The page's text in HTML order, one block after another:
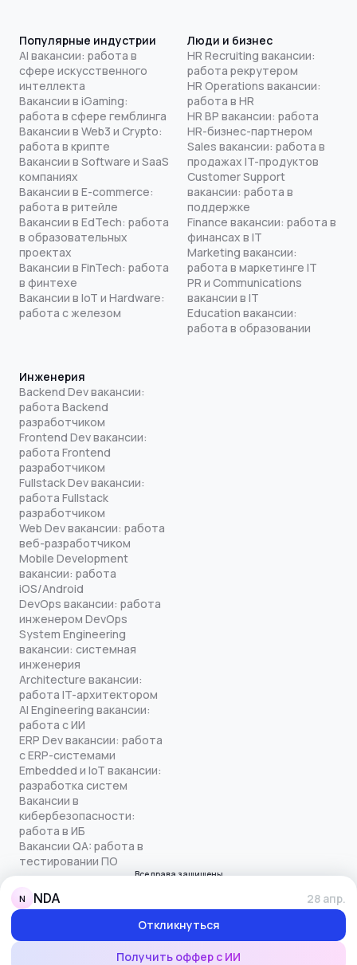
N NDA
28 апр.
Откликнуться
Получить оффер с ИИ
Популярные индустрии
AI вакансии: работа в
сфере искусственного
интеллекта
Вакансии в iGaming:
работа в сфере гемблинга
Вакансии в Web3 и Crypto:
работа в крипте
Вакансии в Software и SaaS
компаниях
Вакансии в E-commerce:
работа в ритейле
Вакансии в EdTech: работа
в образовательных
проектах
Вакансии в FinTech: работа
в финтехе
Вакансии в IoT и Hardware:
работа с железом
Люди и бизнес
HR Recruiting вакансии:
работа рекрутером
HR Operations вакансии:
работа в HR
HR BP вакансии: работа
HR-бизнес-партнером
Sales вакансии: работа в
продажах IT-продуктов
Customer Support
вакансии: работа в
поддержке
Finance вакансии: работа в
финансах в IT
Marketing вакансии:
работа в маркетинге IT
PR и Communications
вакансии в IT
Education вакансии:
работа в образовании
Инженерия
Backend Dev вакансии:
работа Backend
разработчиком
Frontend Dev вакансии:
работа Frontend
разработчиком
Fullstack Dev вакансии:
работа Fullstack
разработчиком
Web Dev вакансии: работа
веб-разработчиком
Mobile Development
вакансии: работа
iOS/Android
DevOps вакансии: работа
инженером DevOps
System Engineering
вакансии: системная
инженерия
Architecture вакансии:
работа IT-архитектором
AI Engineering вакансии:
работа с ИИ
ERP Dev вакансии: работа
с ERP-системами
Embedded и IoT вакансии:
разработка систем
Вакансии в
кибербезопасности:
работа в ИБ
Вакансии QA: работа в
тестировании ПО
Все права защищены
Политика конфиденциальности
Обработка персональных данных